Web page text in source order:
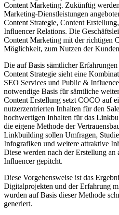
Content Marketing. Zukünftig
Marketing-Dienstleistungen
Content Strategie, Content
Influencer Relations. Die
Content Marketing mit der richtigen
Möglichkeit, zum Nutzen der
Die auf Basis sämtlicher Erfahrungen
Content Strategie sieht eine
SEO Services und Public &
notwendige Basis für sämtliche
Content Erstellung setzt COCO auf
nutzerzentrierten Inhalten für den
hochwertigen Inhalten für das
die eigene Methode der
Linkbuilding sollen Umfragen,
Infografiken und weitere attraktive
Diese werden nach der Erstellung an
Influencer gepitcht.
Diese Vorgehensweise ist das
Digitalprojekten und der Erfahrung
wurden auf Basis dieser Methode
generiert.